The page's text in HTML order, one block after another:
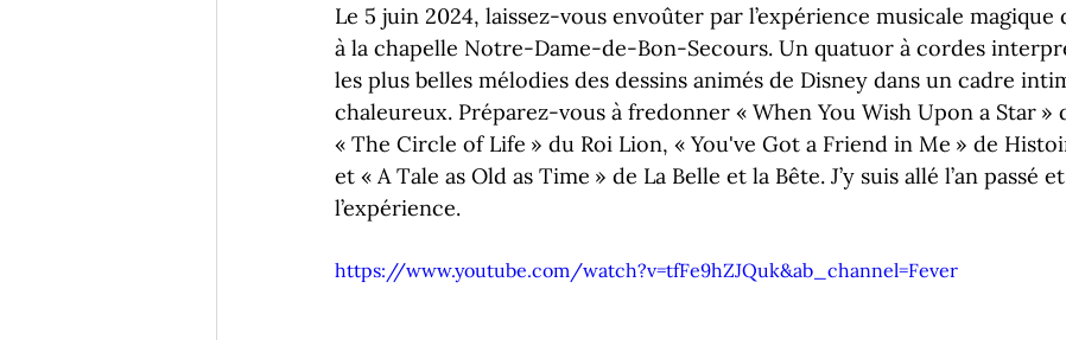
Le 5 juin 2024, laissez-vous envoûter par l’expérience musicale magique
à la chapelle Notre-Dame-de-Bon-Secours. Un quatuor à cordes
les plus belles mélodies des dessins animés de Disney dans un cadre
chaleureux. Préparez-vous à fredonner « When You Wish Upon a Star »
« The Circle of Life » du Roi Lion, « You've Got a Friend in Me » de
et « A Tale as Old as Time » de La Belle et la Bête. J’y suis allé l’an passé et
l’expérience.
https://www.youtube.com/watch?v=tfFe9hZJQuk&ab_channel=Fever